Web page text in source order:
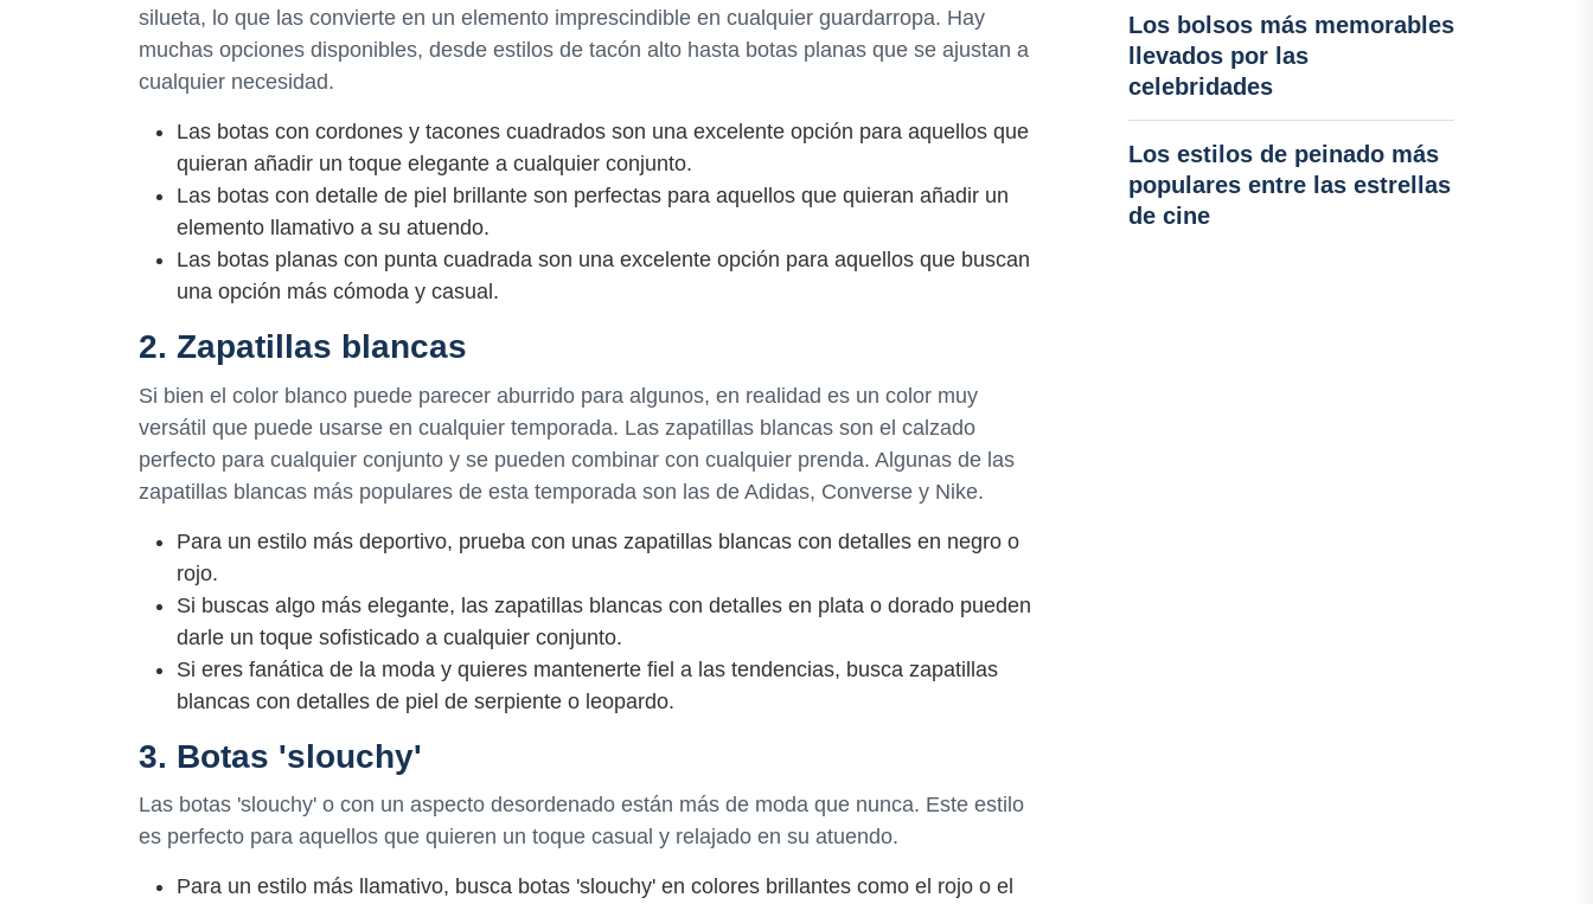
silueta, lo que las convierte en un elemento imprescindible en cualquier guardarropa. Hay
muchas opciones disponibles, desde estilos de tacón alto hasta botas planas que se ajustan a
cualquier necesidad.
Las botas con cordones y tacones cuadrados son una excelente opción para aquellos que
quieran añadir un toque elegante a cualquier conjunto.
Las botas con detalle de piel brillante son perfectas para aquellos que quieran añadir un
elemento llamativo a su atuendo.
Las botas planas con punta cuadrada son una excelente opción para aquellos que buscan
una opción más cómoda y casual.
2. Zapatillas blancas
Si bien el color blanco puede parecer aburrido para algunos, en realidad es un color muy
versátil que puede usarse en cualquier temporada. Las zapatillas blancas son el calzado
perfecto para cualquier conjunto y se pueden combinar con cualquier prenda. Algunas de las
zapatillas blancas más populares de esta temporada son las de Adidas, Converse y Nike.
Para un estilo más deportivo, prueba con unas zapatillas blancas con detalles en negro o
rojo.
Si buscas algo más elegante, las zapatillas blancas con detalles en plata o dorado pueden
darle un toque sofisticado a cualquier conjunto.
Si eres fanática de la moda y quieres mantenerte fiel a las tendencias, busca zapatillas
blancas con detalles de piel de serpiente o leopardo.
3. Botas 'slouchy'
Las botas 'slouchy' o con un aspecto desordenado están más de moda que nunca. Este estilo
es perfecto para aquellos que quieren un toque casual y relajado en su atuendo.
Para un estilo más llamativo, busca botas 'slouchy' en colores brillantes como el rojo o el
Los bolsos más memorables
llevados por las
celebridades
Los estilos de peinado más
populares entre las estrellas
de cine